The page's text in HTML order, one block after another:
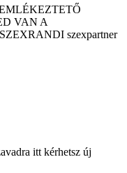
VAN A
szexpartner
itt kérhetsz új